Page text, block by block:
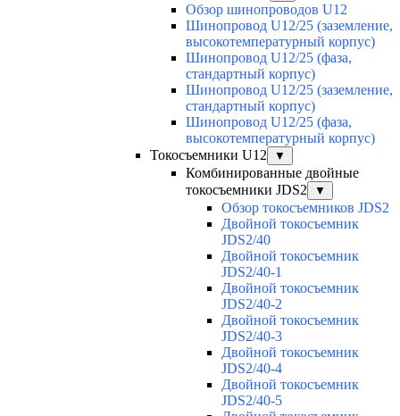
Обзор шинопроводов U12
Шинопровод U12/25 (заземление,
высокотемпературный корпус)
Шинопровод U12/25 (фаза,
стандартный корпус)
Шинопровод U12/25 (заземление,
стандартный корпус)
Шинопровод U12/25 (фаза,
высокотемпературный корпус)
Токосъемники U12
▼
Комбинированные двойные
токосъемники JDS2
▼
Обзор токосъемников JDS2
Двойной токосъемник
JDS2/40
Двойной токосъемник
JDS2/40-1
Двойной токосъемник
JDS2/40-2
Двойной токосъемник
JDS2/40-3
Двойной токосъемник
JDS2/40-4
Двойной токосъемник
JDS2/40-5